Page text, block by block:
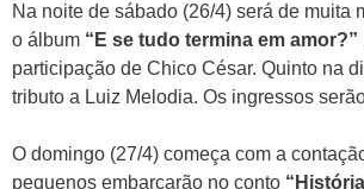
Na noite de sábado (26/4) será de muita
o álbum “E se tudo termina em amor?”
participação de Chico César. Quinto na
tributo a Luiz Melodia. Os ingressos
O domingo (27/4) começa com a
pequenos embarcarão no conto